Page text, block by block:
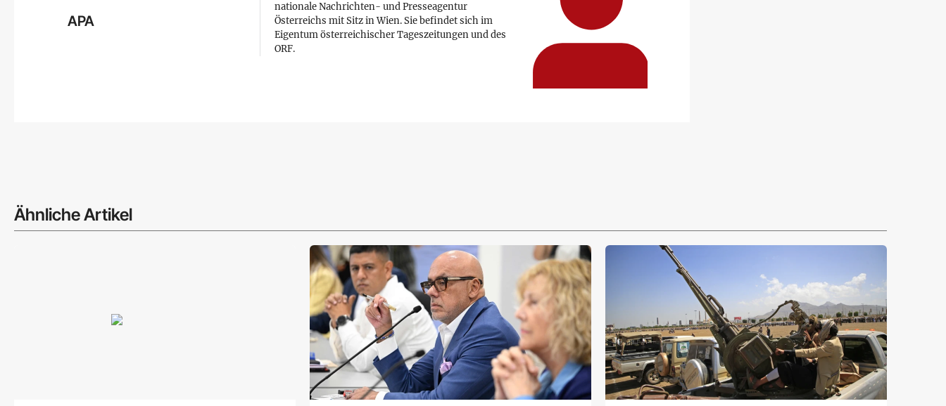
APA
nationale Nachrichten- und Presseagentur
Österreichs mit Sitz in Wien. Sie befindet sich im
Eigentum österreichischer Tageszeitungen und des
ORF.
Ähnliche Artikel